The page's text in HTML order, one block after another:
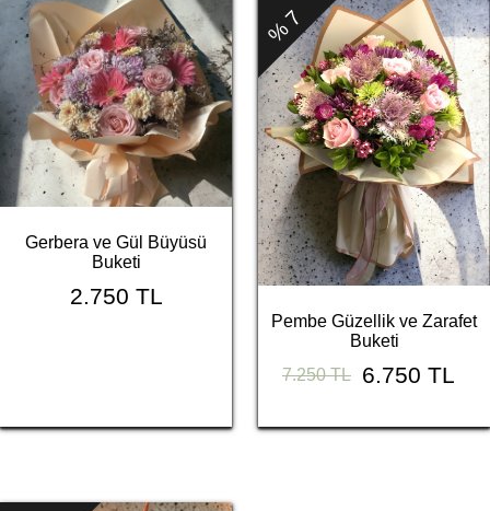
Gerbera ve Gül Büyüsü
Buketi
2.750 TL
% 7
Pembe Güzellik ve Zarafet
Buketi
7.250 TL
6.750 TL